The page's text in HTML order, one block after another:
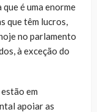
é uma enorme
que têm lucros,
no parlamento
à exceção do
em
apoiar as